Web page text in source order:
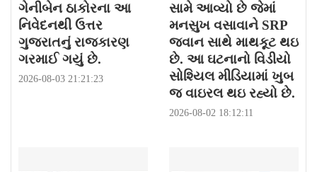
ગેનીબેન ઠાકોરના આ
નિવેદનથી ઉત્તર
ગુજરાતનું રાજકારણ
ગરમાઈ ગયું છે.
2026-08-03 21:21:23
સામે આવ્યો છે જેમાં
મનસુખ વસાવાને SRP
જવાન સાથે માથકૂટ થઇ
છે. આ ઘટનાનો વિડીયો
સોશ્યિલ મીડિયામાં ખુબ
જ વાઇરલ થઇ રહ્યો છે.
2026-08-02 18:12:11